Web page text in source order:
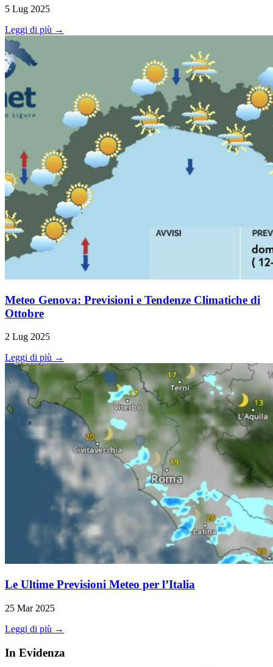
5 Lug 2025
Leggi di più →
Meteo Genova: Previsioni e Tendenze Climatiche di
Ottobre
2 Lug 2025
Leggi di più →
Le Ultime Previsioni Meteo per l’Italia
25 Mar 2025
Leggi di più →
In Evidenza